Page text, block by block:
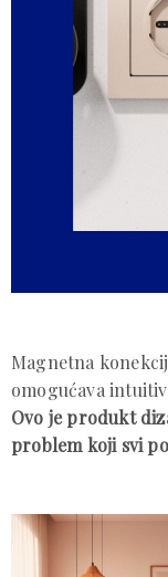
Magnetna
omogućava
Ovo je produkt
problem koji svi